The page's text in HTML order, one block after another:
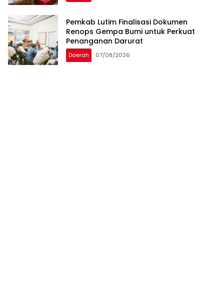
Pemkab Lutim Finalisasi Dokumen
Renops Gempa Bumi untuk Perkuat
Penanganan Darurat
Daerah 07/08/2026